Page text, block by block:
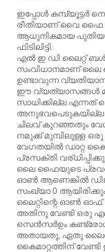
ഇപ്പോൾ കമ്പ്യൂട്ടർ
രീതിയാണ് വൈ ഫൈ
ആധുനികമായ പുതിയ
ഫിടിലിട്ടി.
എല്‍ ഇ ഡി ലൈറ്റ്
സംവിധാനമാണ് ലൈ
ഉണ്ടാവുന്ന
ഈ വ്യത്യാസങ്ങൾ
സാധിക്കില്ല എന്നത്
അനുഭവപെടുകയില്ല .
ചിലവ് കുറഞ്ഞതും
നമുക്ക് മുമ്പിലുള്ള
വേഗതയിൽ ഡാറ്റ
പ്രസക്തി
ലൈ ഫൈയുടെ
ഓണ്‍ ആണെങ്കില്‍
സംഖ്യാ 0
ലൈറ്റിന്റെ ഓണ്‍ ഓഫ്‌
അതിനു വേണ്ടി ഒരു
സെൻസർഉം
അതായതു, ഏതു ലൈറ്റ്
കൈമാറ്റത്തിന്